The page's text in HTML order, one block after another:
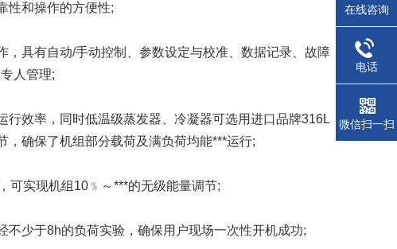
性和操作的方便性;
具有自动/手动控制、参数设定与校准、数据记录、故障
人管理;
效率，同时低温级蒸发器、冷凝器可选用进口品牌316L
确保了机组部分载荷及满负荷均能***运行;
实现机组10﹪～***的无级能量调节;
少于8h的负荷实验，确保用户现场一次性开机成功;
在线咨询
电话
微信扫一扫